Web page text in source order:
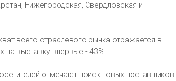
Нижегородская, Свердловская и
всего отраслевого рынка отражается в
на выставку впервые - 43%.
отмечают поиск новых поставщиков